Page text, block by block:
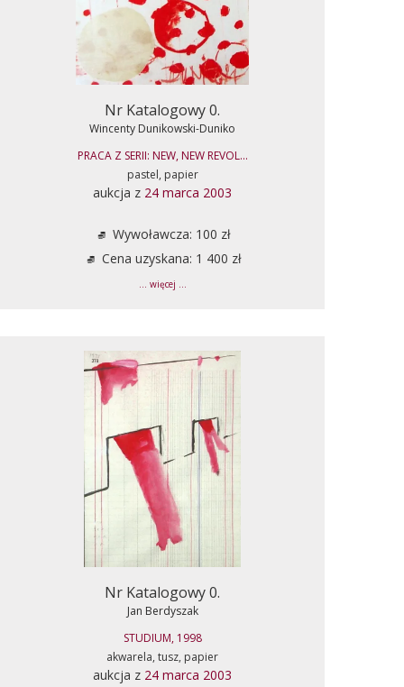
Nr Katalogowy 0.
Wincenty Dunikowski-Duniko
PRACA Z SERII: NEW, NEW REVOL...
pastel, papier
aukcja z 24 marca 2003
Wywoławcza: 100 zł
Cena uzyskana: 1 400 zł
... więcej ...
Nr Katalogowy 0.
Jan Berdyszak
STUDIUM, 1998
akwarela, tusz, papier
aukcja z 24 marca 2003